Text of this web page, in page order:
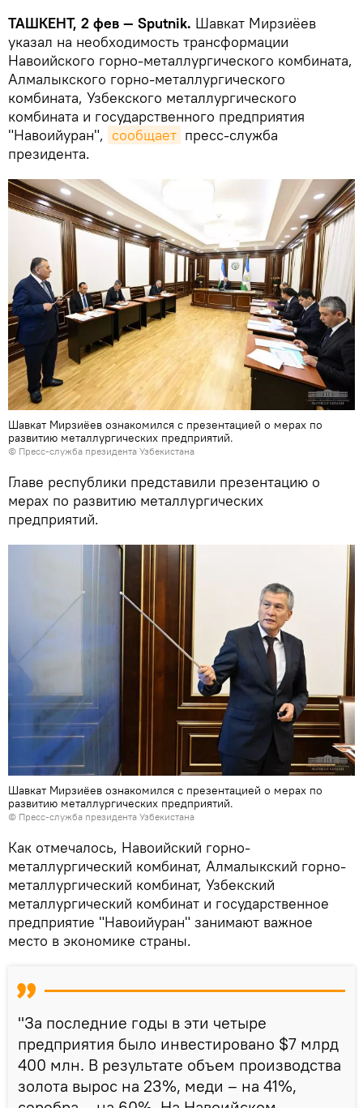
ТАШКЕНТ, 2 фев — Sputnik. Шавкат Мирзиёев
указал на необходимость трансформации
Навоийского горно-металлургического комбината,
Алмалыкского горно-металлургического
комбината, Узбекского металлургического
комбината и государственного предприятия
"Навоийуран", сообщает пресс-служба
президента.
Шавкат Мирзиёев ознакомился с презентацией о мерах по
развитию металлургических предприятий.
© Пресс-служба президента Узбекистана
Главе республики представили презентацию о
мерах по развитию металлургических
предприятий.
Шавкат Мирзиёев ознакомился с презентацией о мерах по
развитию металлургических предприятий.
© Пресс-служба президента Узбекистана
Как отмечалось, Навоийский горно-
металлургический комбинат, Алмалыкский горно-
металлургический комбинат, Узбекский
металлургический комбинат и государственное
предприятие "Навоийуран" занимают важное
место в экономике страны.
"За последние годы в эти четыре
предприятия было инвестировано $7 млрд
400 млн. В результате объем производства
золота вырос на 23%, меди – на 41%,